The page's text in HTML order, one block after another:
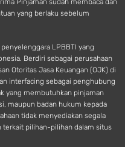
Pinjaman sudah membaca dan
yang berlaku sebelum
LPBBTI yang
Berdiri sebagai perusahaan
Otoritas Jasa Keuangan (OJK) di
interfacing sebagai penghubung
yang membutuhkan pinjaman
maupun badan hukum kepada
tidak menyediakan segala
terkait pilihan-pilihan dalam situs